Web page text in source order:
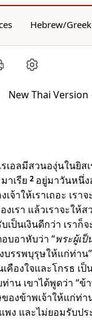
Hebrew/Greek
New Thai Version
เอลมีสวนองุ่นในยิส
าเรีย 2 อยู่มาวันหนึ่
จ้าให้เราเถอะ เรา
งเรา แล้วเราจะใ
ป็นเงินดีกว่า เราก็จ
บอาหับว่า “พระผู้เป็
บรรพบุรุษให้แก่ท่าน”
คืองใจและโกรธ เป็
าน เขาได้พูดว่า “ข้
องข้าพเจ้าให้แก่ท่
พง และไม่ยอมรับป